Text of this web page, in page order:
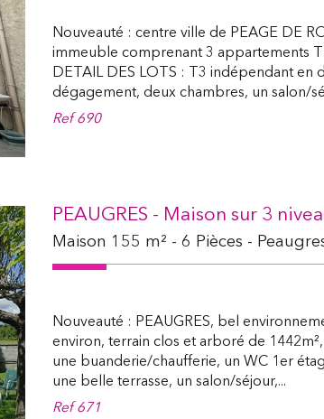
Nouveauté : centre ville de PEAGE DE
immeuble comprenant 3 appartements
DETAIL DES LOTS : T3 indépendant en
dégagement, deux chambres, un salon/
Ref690
PEAUGRES - Maison sur 3
Maison 155 m² - 6 Pièces -
Nouveauté : PEAUGRES, bel
environ, terrain clos et arboré de
une buanderie/chaufferie, un WC 1er
une belle terrasse, un salon/séjour,...
Ref671